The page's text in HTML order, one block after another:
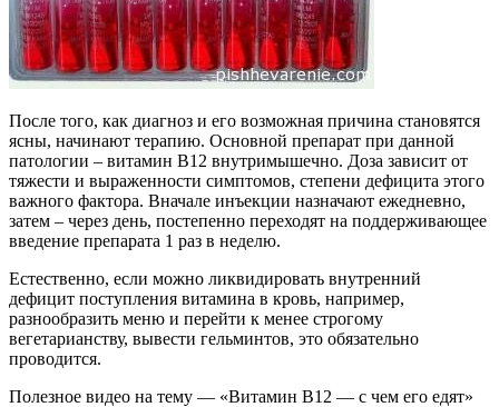
После того, как диагноз и его возможная причина становятся
ясны, начинают терапию. Основной препарат при данной
патологии – витамин В12 внутримышечно. Доза зависит от
тяжести и выраженности симптомов, степени дефицита этого
важного фактора. Вначале инъекции назначают ежедневно,
затем – через день, постепенно переходят на поддерживающее
введение препарата 1 раз в неделю.
Естественно, если можно ликвидировать внутренний
дефицит поступления витамина в кровь, например,
разнообразить меню и перейти к менее строгому
вегетарианству, вывести гельминтов, это обязательно
проводится.
Полезное видео на тему — «Витамин В12 — с чем его едят»